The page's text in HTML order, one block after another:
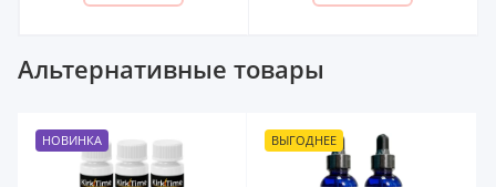
Альтернативные товары
НОВИНКА ВЫГОДНЕЕ